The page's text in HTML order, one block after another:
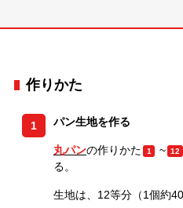
作りかた
1 パン生地を作る
丸パンの作りかた 1 ~ 12
る。
生地は、12等分（1個約40